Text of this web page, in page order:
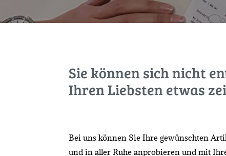
Sie können sich nicht
Ihren Liebsten etwas
Bei uns können Sie Ihre gewünschten
und in aller Ruhe anprobieren und mit